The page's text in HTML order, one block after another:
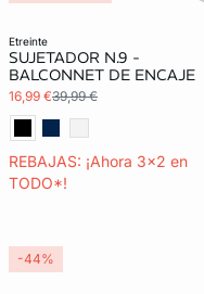
etreinte
SUJETADOR N.9 -
BALCONNET DE ENCAJE
16,99 €39,99 €
REBAJAS: ¡Ahora 3x2 en
TODO*!
-44%